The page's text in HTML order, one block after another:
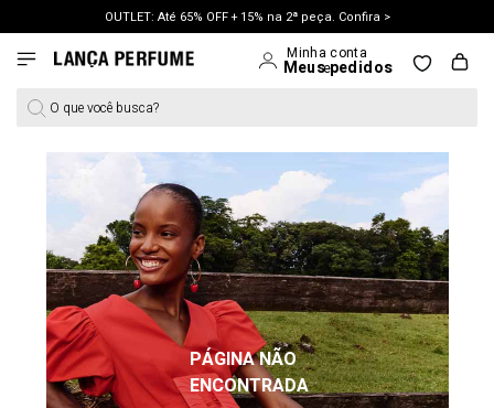
OUTLET: Até 65% OFF + 15% na 2ª peça. Confira >
LANÇAMENTO PRIMAVERA 27. Clique e aproveite.
O que você busca?
PÁGINA NÃO
ENCONTRADA